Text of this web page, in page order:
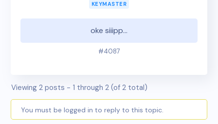
KEYMASTER
oke siiipp…
#4087
Viewing 2 posts - 1 through 2 (of 2 total)
You must be logged in to reply to this topic.